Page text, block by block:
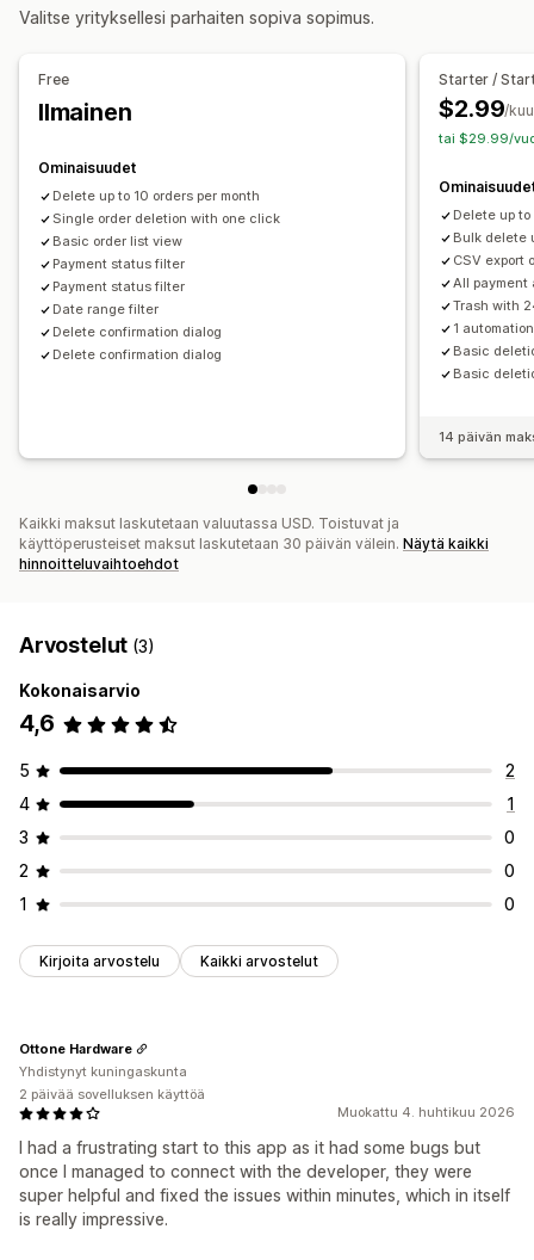
Tilapäivitykset
Tuonti ja vienti
Valitse yrityksellesi parhaiten sopiva sopimus.
Free
Ilmainen
Ominaisuudet
Delete up to 10 orders per month
Single order deletion with one click
Basic order list view
Payment status filter
Payment status filter
Date range filter
Delete confirmation dialog
Delete confirmation dialog
Starter /
$2.99/
tai $29.99/
Delete up
Bulk delete
CSV export
All
Trash with
1
Basic
Basic
14 päivän
Kaikki maksut laskutetaan valuutassa USD. Toistuvat ja
käyttöperusteiset maksut laskutetaan 30 päivän välein. Näytä kaikki
hinnoitteluvaihtoehdot
Arvostelut (3)
Kokonaisarvio
4,6
5
2
4
1
3
0
2
0
1
0
Kirjoita arvostelu Kaikki arvostelut
Muokattu 4. huhtikuu 2026
I had a frustrating start to this app as it had some bugs but
once I managed to connect with the developer, they were
super helpful and fixed the issues within minutes, which in itself
is really impressive.
Ottone Hardware
Yhdistynyt kuningaskunta
2 päivää sovelluksen käyttöä